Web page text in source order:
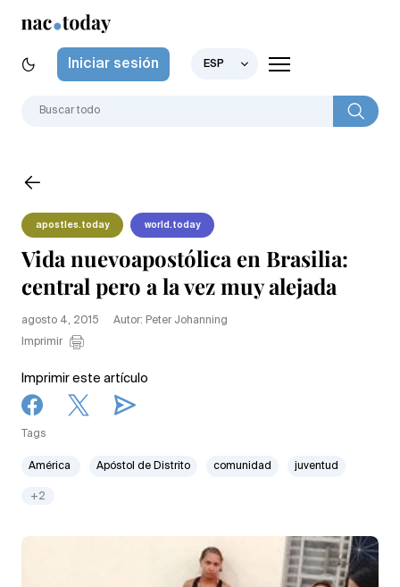
Iniciar sesión ESP
apostles.today world.today
Vida nuevoapostólica en Brasilia:
central pero a la vez muy alejada
agosto 4, 2015
Autor: Peter Johanning
Imprimir
Imprimir este artículo
Tags
América Apóstol de Distrito comunidad juventud
+2